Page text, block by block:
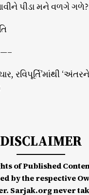
પીડા મને વળગે ગળે?
રવિપૂર્તિ’માંથી
DISCLAIMER
of Published
by the respective
Sarjak.org never